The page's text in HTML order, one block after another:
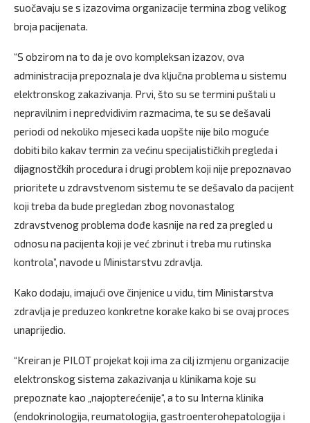
suočavaju se s izazovima organizacije termina zbog velikog
broja pacijenata.
“S obzirom na to da je ovo kompleksan izazov, ova
administracija prepoznala je dva ključna problema u sistemu
elektronskog zakazivanja. Prvi, što su se termini puštali u
nepravilnim i nepredvidivim razmacima, te su se dešavali
periodi od nekoliko mjeseci kada uopšte nije bilo moguće
dobiti bilo kakav termin za većinu specijalističkih pregleda i
dijagnostčkih procedura i drugi problem koji nije prepoznavao
prioritete u zdravstvenom sistemu te se dešavalo da pacijent
koji treba da bude pregledan zbog novonastalog
zdravstvenog problema dođe kasnije na red za pregled u
odnosu na pacijenta koji je već zbrinut i treba mu rutinska
kontrola”, navode u Ministarstvu zdravlja.
Kako dodaju, imajući ove činjenice u vidu, tim Ministarstva
zdravlja je preduzeo konkretne korake kako bi se ovaj proces
unaprijedio.
“Kreiran je PILOT projekat koji ima za cilj izmjenu organizacije
elektronskog sistema zakazivanja u klinikama koje su
prepoznate kao „najopterećenije“, a to su Interna klinika
(endokrinologija, reumatologija, gastroenterohepatologija i